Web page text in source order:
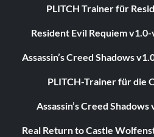
PLITCH Trainer für
Resident Evil Requiem
Assassin’s Creed Shadows
PLITCH-Trainer für die
Assassin’s Creed
Real Return to Castle